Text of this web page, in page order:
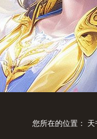
您所在的位置： 天